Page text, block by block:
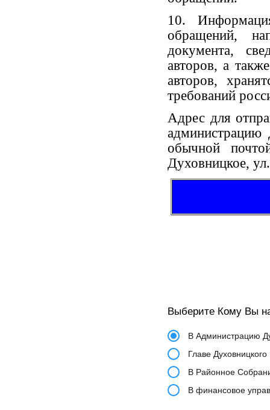
10.
обращений,
документа,
авторов, а
авторов,
требований
Адрес для
администрацию
обычной
Духовницкое,
Выберите Кому Вы
В Администрацию
Главе
В Районное
В финансовое